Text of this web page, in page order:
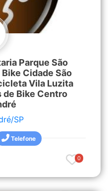
Parque São
Cidade São
Vila Luzita
de Bike Centro
SP
Telefone
0